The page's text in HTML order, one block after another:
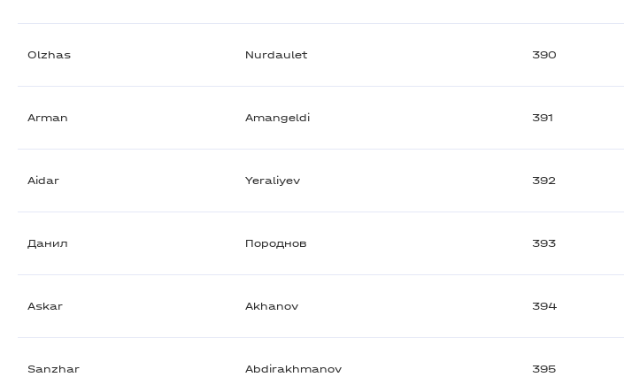
Olzhas Nurdaulet 390
Arman Amangeldi 391
Aidar Yeraliyev 392
Данил Породнов 393
Askar Akhanov 394
Sanzhar Abdirakhmanov 395